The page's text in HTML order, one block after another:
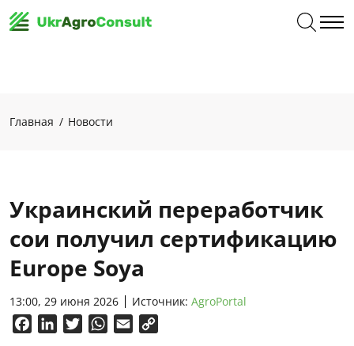
Главная Новости
Украинский переработчик
сои получил сертификацию
Europe Soya
13:00, 29 июня 2026 Источник: AgroPortal
FacebookLinkedInTwitterWhatsApp
Email